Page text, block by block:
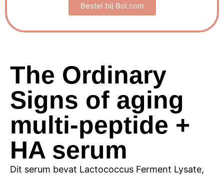
Bestel bij Bol.com
The Ordinary
Signs of aging
multi-peptide +
HA serum
Dit serum bevat Lactococcus Ferment Lysate,